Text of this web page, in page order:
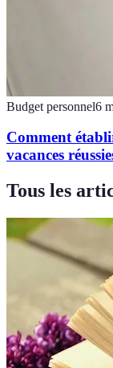
Budget personnel6
Comment
vacances
Tous les